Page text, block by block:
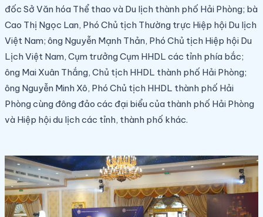
đốc Sở Văn hóa Thể thao và Du lịch thành phố Hải Phòng; bà
Cao Thị Ngọc Lan, Phó Chủ tịch Thường trực Hiệp hội Du lịch
Việt Nam; ông Nguyễn Mạnh Thản, Phó Chủ tịch Hiệp hội Du
Lịch Việt Nam, Cụm trưởng Cụm HHDL các tỉnh phía bắc;
ông Mai Xuân Thắng, Chủ tịch HHDL thành phố Hải Phòng;
ông Nguyễn Minh Xô, Phó Chủ tịch HHDL thành phố Hải
Phòng cùng đông đảo các đại biểu của thành phố Hải Phòng
và Hiệp hội du lịch các tỉnh, thành phố khác.